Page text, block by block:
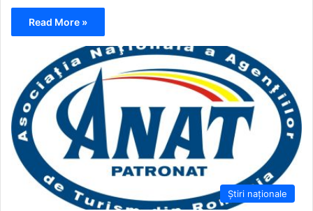
Read More »
Știri naționale